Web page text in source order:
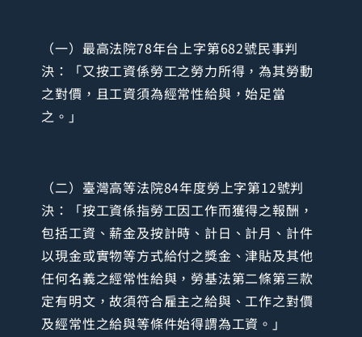
（一）最高法院78年台上字第682號民事判
決：「又按工資係勞工之勞力所得，為其勞動
之對價，且工資須為經常性給與，始足當
之。」
（二）臺灣高等法院84年度勞上字第12號判
決：「按工資係指勞工因工作而獲得之報酬，
包括工資、薪金及按計時、計日、計月、計件
以現金或實物等方式給付之獎金、津貼及其他
任何名義之經常性給與，勞基法第二條第三款
定有明文，故須符合雇主之給與、工作之對價
及經常性之給與等條件始得謂為工資。」